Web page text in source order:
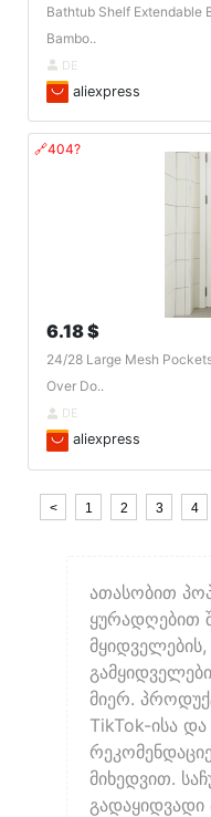
Bathtub Shelf Extendable
Bambo..
DE
aliexpress
🔗404?
6.18 $
24/28 Large Mesh
Over Do..
DE
aliexpress
< 1 2 3 4
ათასობით
ყურადღებით
მიერ.
TikTok-ისა
მიხედვით.